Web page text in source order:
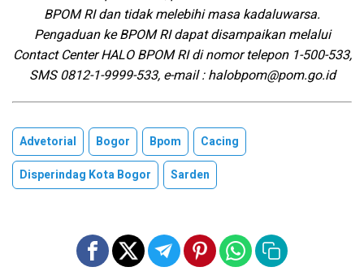
BPOM RI dan tidak melebihi masa kadaluwarsa.
Pengaduan ke BPOM RI dapat disampaikan melalui
Contact Center HALO BPOM RI di nomor telepon 1-500-533,
SMS 0812-1-9999-533, e-mail : halobpom@pom.go.id
Advetorial Bogor Bpom
Cacing
Disperindag Kota Bogor
Sarden